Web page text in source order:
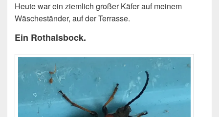
Heute war ein ziemlich großer Käfer auf meinem
Wäscheständer, auf der Terrasse.
Ein Rothalsbock.